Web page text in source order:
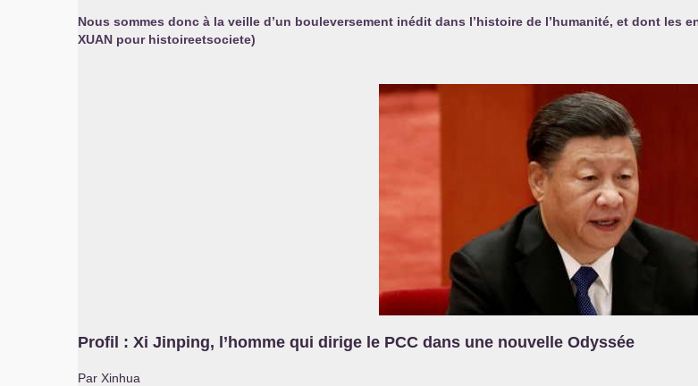
Nous sommes donc à la veille d’un bouleversement inédit dans l’histoire de l’humanité, et dont
XUAN pour histoireetsociete)
Profil : Xi Jinping, l’homme qui dirige le PCC dans une nouvelle Odyssée
Par Xinhua